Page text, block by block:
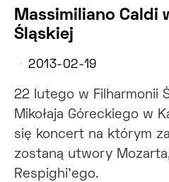
Massimiliano Caldi
Śląskiej
2013-02-19
22 lutego w Filharmonii
Mikołaja Góreckiego w
się koncert na którym
zostaną utwory
Respighi'ego.